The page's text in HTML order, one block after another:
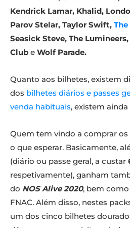
Kendrick Lamar, Khalid,
Parov Stelar, Taylor Swift,
Seasick Steve, The
Club e Wolf Parade.
Quanto aos bilhetes, existem
dos bilhetes diários e passes
venda habituais, existem ainda
Quem tem vindo a comprar os
o que esperar. Basicamente,
(diário ou passe geral, a custar
respetivamente), ganham
do NOS Alive 2020, bem
FNAC. Além disso, nestes
um dos cinco bilhetes